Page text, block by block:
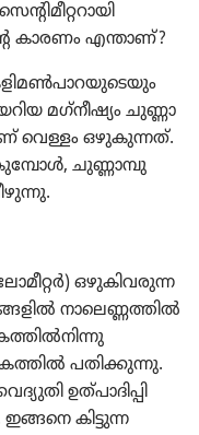
കാരണം എന്താണ്‌?
മഗ്‌നീ​ഷ്യം ചുണ്ണാ​
വെള്ളം ഒഴുകു​ന്നത്‌.
ചുണ്ണാ​മ്പു​
ഒഴുകി​വ​രുന്ന
നാലെ​ണ്ണ​ത്തിൽ
പതിക്കു​ന്നു.
ഉത്‌പാ​ദി​പ്പി​
കിട്ടുന്ന